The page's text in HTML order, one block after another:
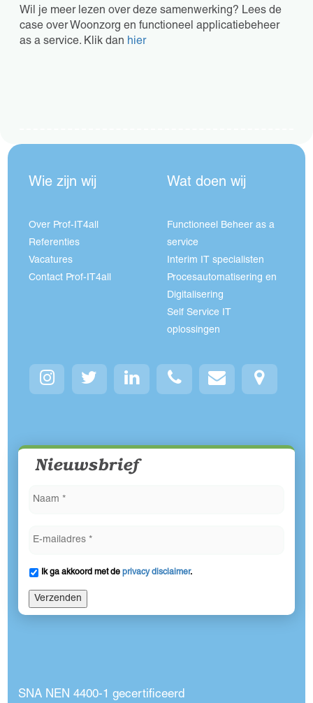
Wil je meer lezen over deze samenwerking? Lees de
case over Woonzorg en functioneel applicatiebeheer
as a service. Klik dan hier
Wie zijn wij
Over Prof-IT4all
Referenties
Vacatures
Contact Prof-IT4all
Wat doen wij
Functioneel Beheer as a
service
Interim IT specialisten
Procesautomatisering en
Digitalisering
Self Service IT
oplossingen
Nieuwsbrief
Ik ga akkoord met deprivacy disclaimer.
Verzenden
SNA NEN 4400-1 gecertificeerd